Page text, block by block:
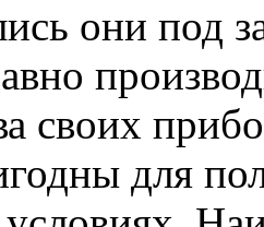
они под
своих
для